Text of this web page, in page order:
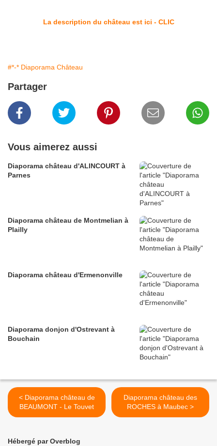
La description du château est ici - CLIC
#*-* Diaporama Château
Partager
Vous aimerez aussi
Diaporama château d'ALINCOURT à
Parnes
Diaporama château de Montmelian à
Plailly
Diaporama château d'Ermenonville
Diaporama donjon d'Ostrevant à
Bouchain
< Diaporama château de
BEAUMONT - Le Touvet
Diaporama château des
ROCHES à Maubec >
Hébergé par Overblog